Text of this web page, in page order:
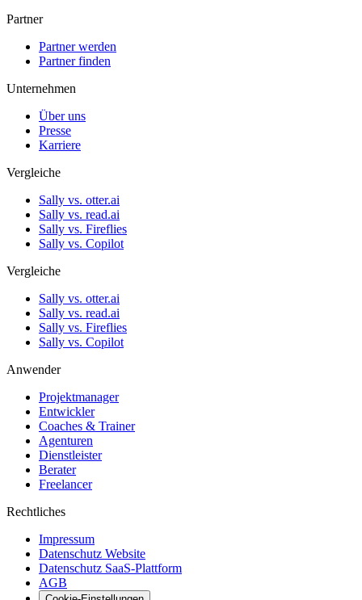
Partner
Partner werden
Partner finden
Unternehmen
Über uns
Presse
Karriere
Vergleiche
Sally vs. otter.ai
Sally vs. read.ai
Sally vs. Fireflies
Sally vs. Copilot
Vergleiche
Sally vs. otter.ai
Sally vs. read.ai
Sally vs. Fireflies
Sally vs. Copilot
Anwender
Projektmanager
Entwickler
Coaches & Trainer
Agenturen
Dienstleister
Berater
Freelancer
Rechtliches
Impressum
Datenschutz Website
Datenschutz SaaS-Plattform
AGB